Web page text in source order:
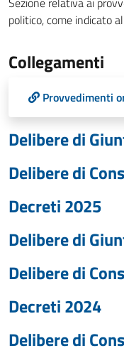
politico, come indicato
Collegamenti
Provvedimenti
Delibere di
Delibere di
Decreti 2025
Delibere di
Delibere di
Decreti 2024
Delibere di